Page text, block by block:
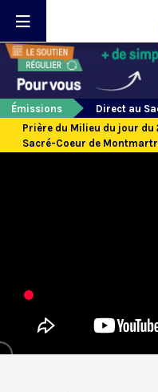
Émissions
Direct au
Prière du Milieu du jour du
Sacré-Coeur de